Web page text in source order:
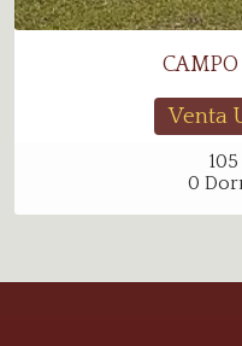
Venta
105
0